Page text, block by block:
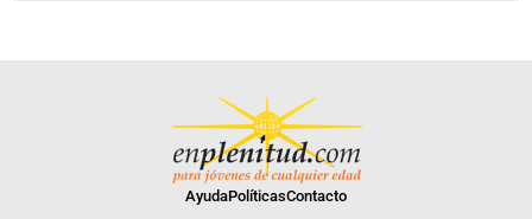
AyudaPolíticasContacto